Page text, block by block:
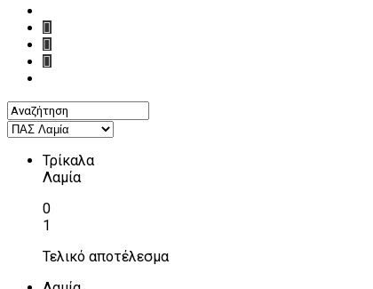
Τρίκαλα
Λαμία
0
1
Τελικό αποτέλεσμα